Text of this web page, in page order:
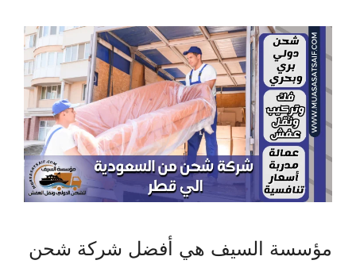
مؤسسة السيف هي أفضل شركة شحن